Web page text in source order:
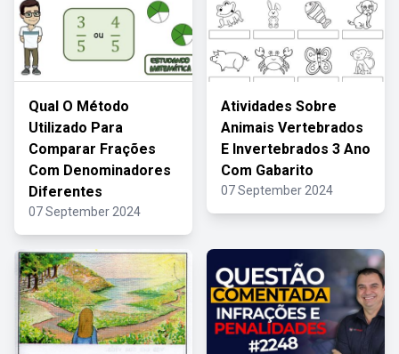
Qual O Método
Utilizado Para
Comparar Frações
Com Denominadores
Diferentes
07 September 2024
Atividades Sobre
Animais Vertebrados
E Invertebrados 3 Ano
Com Gabarito
07 September 2024